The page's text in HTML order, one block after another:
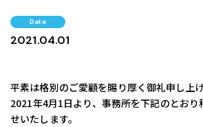
Date
2021.04.01
平素は格別のご愛顧を賜り厚く御礼申し上げ
2021年4月1日より、事務所を下記のとおり
せいたします。